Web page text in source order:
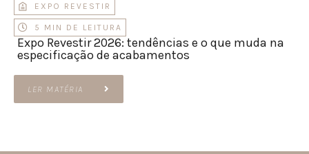
EXPO REVESTIR
5 MIN DE LEITURA
Expo Revestir 2026: tendências e o que muda na
especificação de acabamentos
LER MATÉRIA